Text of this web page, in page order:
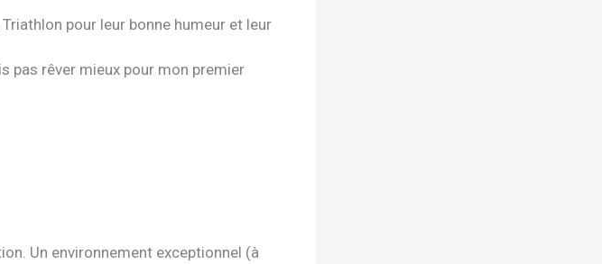
pour leur bonne humeur et leur
pas rêver mieux pour mon premier
Un environnement exceptionnel (à